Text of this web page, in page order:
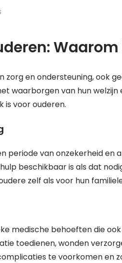
en ondersteuning, ook
waarborgen van hun
is voor ouderen.
periode van onzekerheid en
beschikbaar is als dat
zelf als voor hun
medische behoeften die
toedienen, wonden
te voorkomen en